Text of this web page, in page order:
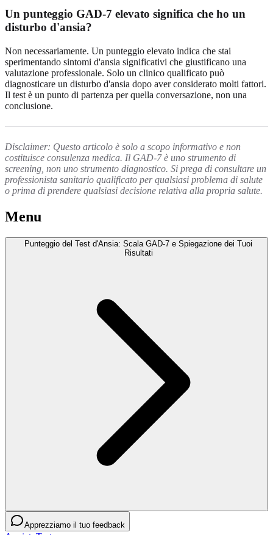
Un punteggio GAD-7 elevato significa che ho un
disturbo d'ansia?
Non necessariamente. Un punteggio elevato indica che stai
sperimentando sintomi d'ansia significativi che giustificano una
valutazione professionale. Solo un clinico qualificato può
diagnosticare un disturbo d'ansia dopo aver considerato molti fattori.
Il test è un punto di partenza per quella conversazione, non una
conclusione.
Disclaimer: Questo articolo è solo a scopo informativo e non
costituisce consulenza medica. Il GAD-7 è uno strumento di
screening, non uno strumento diagnostico. Si prega di consultare un
professionista sanitario qualificato per qualsiasi problema di salute
o prima di prendere qualsiasi decisione relativa alla propria salute.
Menu
Punteggio del Test d'Ansia: Scala GAD-7 e Spiegazione dei Tuoi
Risultati
Apprezziamo il tuo feedback